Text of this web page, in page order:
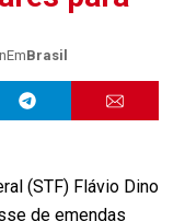
EmBrasil
(STF) Flávio Dino
de emendas